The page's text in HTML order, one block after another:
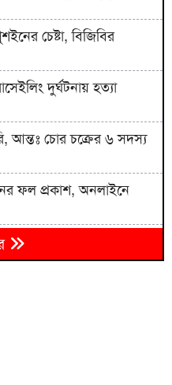
চেষ্টা, বিজিবির
দুর্ঘটনায় হত্যা
আন্তঃ চোর চক্রের ৬ সদস্য
ফল প্রকাশ, অনলাইনে
প্রধানমন্ত্রী